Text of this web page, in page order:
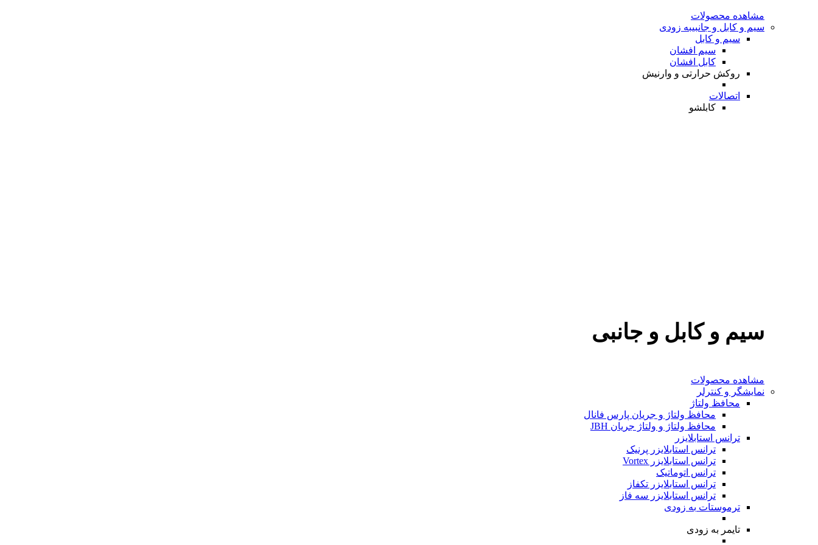
مشاهده محصولات
سیم و کابل و جانبیبه زودی
سیم و کابل
سیم افشان
کابل افشان
روکش حرارتی و وارنیش
اتصالات
کابلشو
سیم و کابل و جانبی
مشاهده محصولات
نمایشگر و کنترلر
محافظ ولتاژ
محافظ ولتاژ و جریان پارس فانال
محافظ ولتاژ و ولتاژ جریان JBH
ترانس استابلایزر
ترانس استابلایزر پرنیک
ترانس استابلایزر Vortex
ترانس اتوماتیک
ترانس استابلایزر تکفاز
ترانس استابلایزر سه فاز
ترموستات به‌ زودی
تایمر به‌ زودی